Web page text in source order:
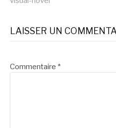
LAISSER UN
Commentaire *